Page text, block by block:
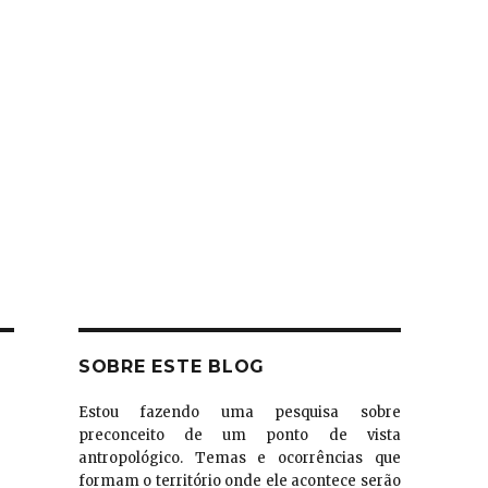
SOBRE ESTE BLOG
Estou fazendo uma pesquisa sobre
preconceito de um ponto de vista
antropológico. Temas e ocorrências que
formam o território onde ele acontece serão